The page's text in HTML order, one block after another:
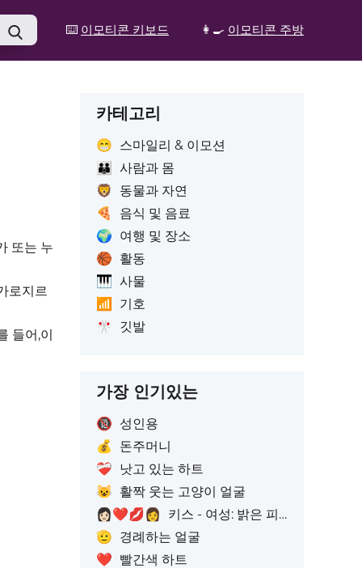
⌨️ 이모티콘 키보드 👩‍🍳 이모티콘 주방
또는 누
로지르
들어,이
카테고리
😁 스마일리 & 이모션
👪
사람과 몸
🦁
동물과 자연
🍕
음식 및 음료
🌍 여행 및 장소
🏀 활동
🎹 사물
📶
기호
🎌 깃발
가장 인기있는
🔞 성인용
💰
돈주머니
❤️‍🩹 낫고 있는 하트
😺 활짝 웃는 고양이 얼굴
👩🏻‍❤️‍💋‍👩
키스 - 여성: 밝은 피부톤, 여성: 피부색 없음
🫡 경례하는 얼굴
❤️ 빨간색 하트